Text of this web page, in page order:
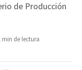
de Producción
min de lectura